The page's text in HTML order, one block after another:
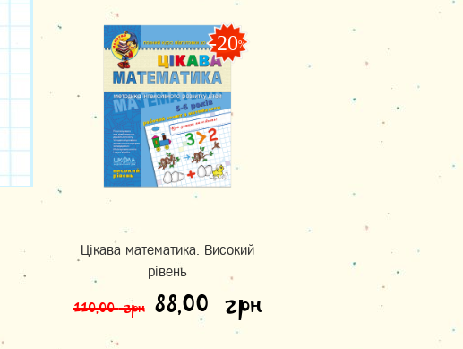
-20%
Цікава математика. Високий
рівень
110,00грн Оригінальна ціна:
88,00 грнПоточна ціна: